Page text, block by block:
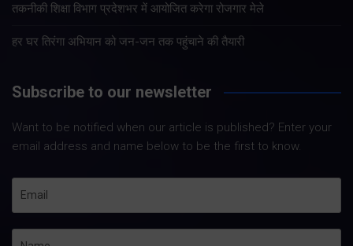
तकनीकी शिक्षा विभाग प्रदेशभर में आयोजित करेगा रोजगार मेले
हर घर तिरंगा अभियान को जन-जन तक पहुंचाने की तैयारी
Subscribe to our newsletter
Want to be notified when our article is published? Enter your
email address and name below to be the first to know.